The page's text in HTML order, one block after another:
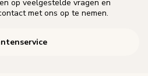
op veelgestelde vragen en
met ons op te nemen.